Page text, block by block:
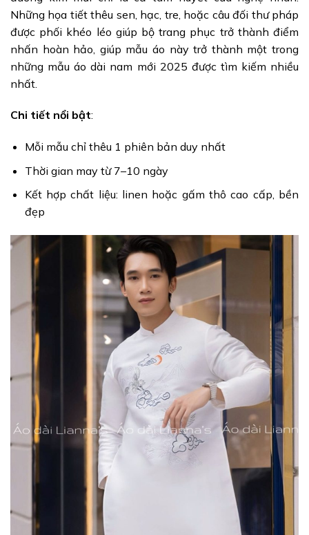
Những họa tiết thêu sen, hạc, tre, hoặc câu đối thư pháp
được phối khéo léo giúp bộ trang phục trở thành điểm
nhấn hoàn hảo, giúp mẫu áo này trở thành một trong
những mẫu áo dài nam mới 2025 được tìm kiếm nhiều
nhất.
Chi tiết nổi bật:
Mỗi mẫu chỉ thêu 1 phiên bản duy nhất
Thời gian may từ 7–10 ngày
Kết hợp chất liệu: linen hoặc gấm thô cao cấp, bền
đẹp